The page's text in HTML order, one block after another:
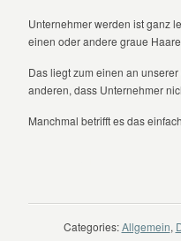
Unternehmer werden ist ganz
einen oder andere graue
Das liegt zum einen an
anderen, dass Unternehmer
Manchmal betrifft es das
Categories: Allgemein,